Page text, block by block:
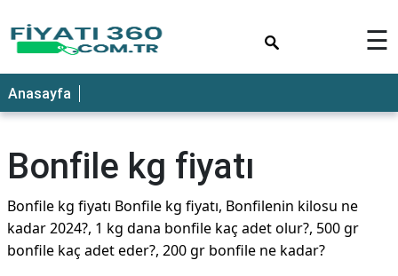
☰
Anasayfa
Bonfile kg fiyatı
Bonfile kg fiyatı Bonfile kg fiyatı, Bonfilenin kilosu ne
kadar 2024?, 1 kg dana bonfile kaç adet olur?, 500 gr
bonfile kaç adet eder?, 200 gr bonfile ne kadar?